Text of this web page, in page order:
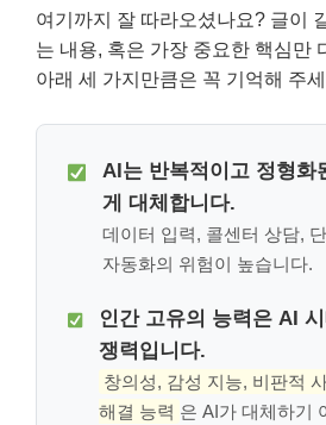
여기까지 잘 따라오셨나요? 글이
는 내용, 혹은 가장 중요한 핵심만
아래 세 가지만큼은 꼭 기억해 주
AI는 반복적이고 정형화
게 대체합니다.
데이터 입력, 콜센터 상담,
자동화의 위험이 높습니다.
인간 고유의 능력은 AI
쟁력입니다.
창의성, 감성 지능, 비판적
해결 능력 은 AI가 대체하기